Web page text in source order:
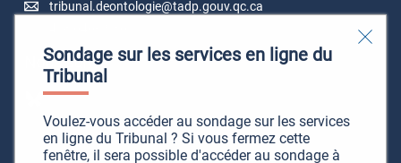
Sondage sur les services en ligne du
Tribunal
Voulez-vous accéder au sondage sur les services
en ligne du Tribunal ? Si vous fermez cette
fenêtre, il sera possible d'accéder au sondage à
tribunal.deontologie@tadp.gouv.qc.ca
Nous suivre